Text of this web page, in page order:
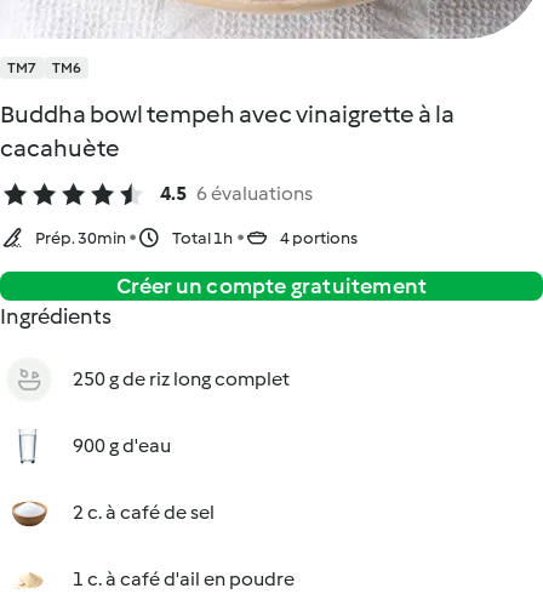
TM7 TM6
Buddha bowl tempeh avec vinaigrette à la
cacahuète
4.5 6 évaluations
Prép. 30min Total 1h 4 portions
Créer un compte gratuitement
Ingrédients
250 g de riz long complet
900 g d'eau
2 c. à café de sel
1 c. à café d'ail en poudre